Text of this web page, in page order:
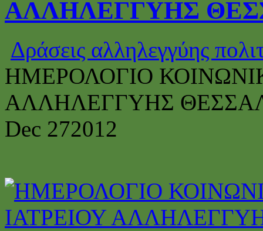
ΑΛΛΗΛΕΓΓΥΗΣ
Δράσεις αλληλεγγύης
ΗΜΕΡΟΛΟΓΙΟ
ΑΛΛΗΛΕΓΓΥΗΣ
Dec 272012